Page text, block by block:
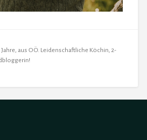
aus OÖ. Leidenschaftliche Köchin, 2-